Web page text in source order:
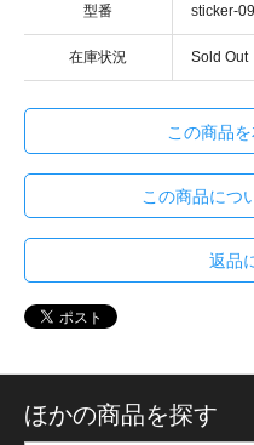
型番 sticker-
在庫状況 Sold Out
この商品
この商品につ
返品
ほかの商品を探す